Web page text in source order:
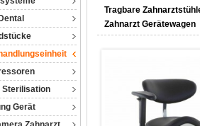
Sterilisation
Gerät
Tragbare
Zahnarzt Gerätewagen